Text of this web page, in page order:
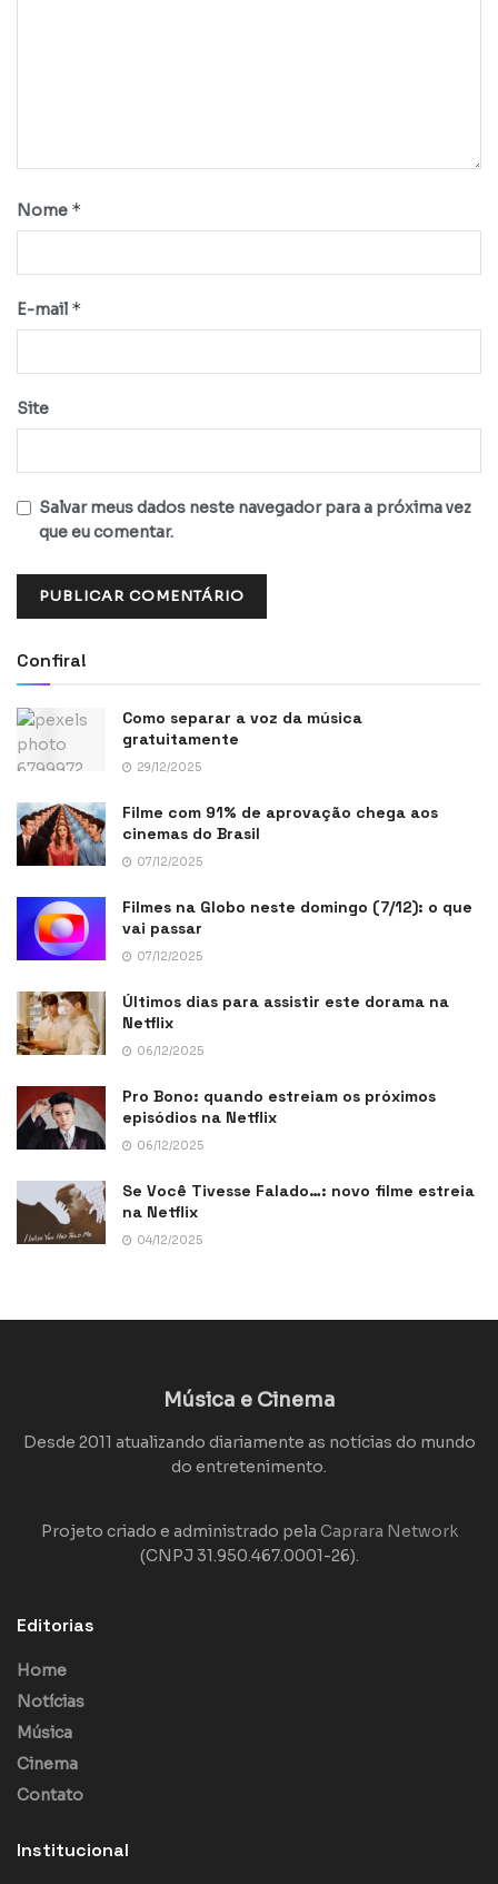
Nome *
E-mail *
Site
Salvar meus dados neste navegador para a próxima vez
que eu comentar.
Confira!
Como separar a voz da música
gratuitamente
29/12/2025
Filme com 91% de aprovação chega aos
cinemas do Brasil
07/12/2025
Filmes na Globo neste domingo (7/12): o que
vai passar
07/12/2025
Últimos dias para assistir este dorama na
Netflix
06/12/2025
Pro Bono: quando estreiam os próximos
episódios na Netflix
06/12/2025
Se Você Tivesse Falado…: novo filme estreia
na Netflix
04/12/2025
Música e Cinema
Desde 2011 atualizando diariamente as notícias do mundo
do entretenimento.
Projeto criado e administrado pela Caprara Network
(CNPJ 31.950.467.0001-26).
Editorias
Home
Notícias
Música
Cinema
Contato
Institucional